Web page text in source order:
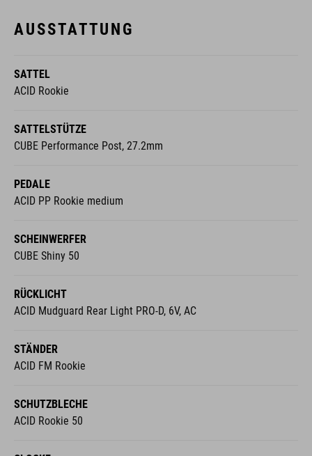
AUSSTATTUNG
SATTEL
ACID Rookie
SATTELSTÜTZE
CUBE Performance Post, 27.2mm
PEDALE
ACID PP Rookie medium
SCHEINWERFER
CUBE Shiny 50
RÜCKLICHT
ACID Mudguard Rear Light PRO-D, 6V, AC
STÄNDER
ACID FM Rookie
SCHUTZBLECHE
ACID Rookie 50